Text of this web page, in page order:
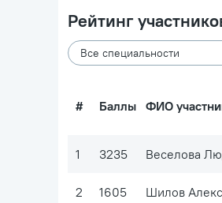
Рейтинг
Все специальности
# Баллы ФИО
1 3235
Веселова
2
1605
Шилов